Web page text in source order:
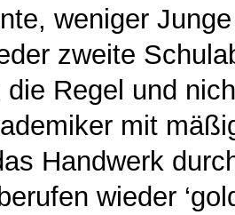
weniger
zweite
Regel und
mit
Handwerk
wieder